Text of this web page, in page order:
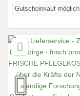
Gutscheinkauf möglich